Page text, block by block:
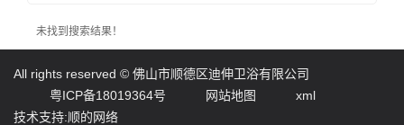
未找到搜索结果！
All rights reserved © 佛山市顺德区迪伸卫浴有限公司
粤ICP备18019364号
网站地图
xml
技术支持:顺的网络